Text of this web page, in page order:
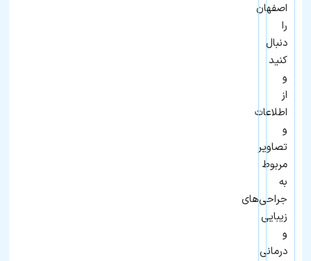
اصفهان
را
دنبال
کنید
و
از
اطلاعات
و
تصاویر
مربوط
به
جراحی‌های
زیبایی
و
درمانی